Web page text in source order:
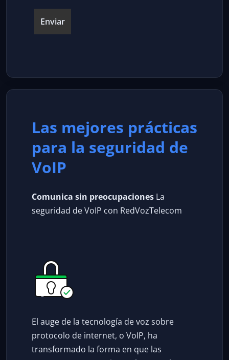
Las mejores prácticas
para la seguridad de
VoIP
Comunica sin preocupaciones La
seguridad de VoIP con RedVozTelecom
El auge de la tecnología de voz sobre
protocolo de internet, o VoIP, ha
transformado la forma en que las